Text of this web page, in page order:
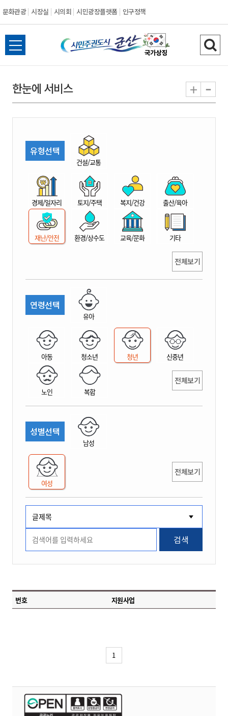
문화관광 시장실 시의회 시민광장플랫폼 인구정책
시
민
권
시
산
전
체
뉴
열
검
색
기
한눈에 서비스 + -
유형선택
건설/교통
경제/일자리 토지/주택 복지/건강 출산/육아
재난/안전 환경/상수도 교육/문화 기타
전체보기
연령선택
유아
아동 청소년 청년 신중년
노인 복합
전체보기
성별선택
남성
여성
전체보기
검색
번호 지원사업
1